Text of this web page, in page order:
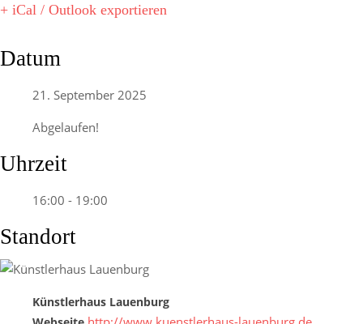
+ iCal / Outlook exportieren
Datum
21. September 2025
Abgelaufen!
Uhrzeit
16:00 - 19:00
Standort
Künstlerhaus Lauenburg